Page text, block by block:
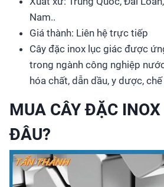
Nam..
Giá thành: Liên hệ trực tiếp
Cây đặc inox lục giác được
trong ngành công nghiệp
hóa chất, dẫn dầu, y dược,
MUA CÂY ĐẶC INOX
ĐÂU?